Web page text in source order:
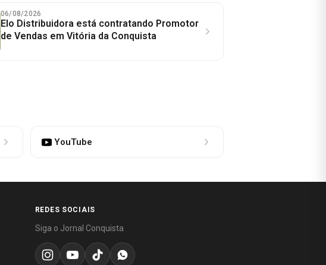
06/08/2026
Elo Distribuidora está contratando Promotor
de Vendas em Vitória da Conquista
YouTube
REDES SOCIAIS
Siga o Jornal Conquista